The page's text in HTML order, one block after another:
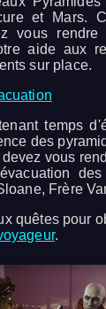
et Mars.
vous
aide aux
sur place.
temps
des
devez vous
Frère
quêtes pour
.